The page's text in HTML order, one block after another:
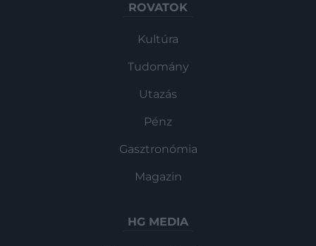
ROVATOK
Kultúra
Tudomány
Utazás
Pénz
Gasztronómia
Magazin
HG MEDIA